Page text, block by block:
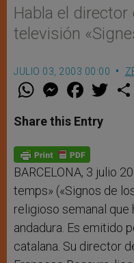
Habla el
televisión
JULIO 03, 2003 00:00
W
t
s
p
p
M
e
s
e
g
e
r
F
a
e
b
o
k
w
Share this Entry
BARCELONA, 3 julio
temps» («Signos de
religioso semanal que
andadura. Es emitido
catalana. Su director